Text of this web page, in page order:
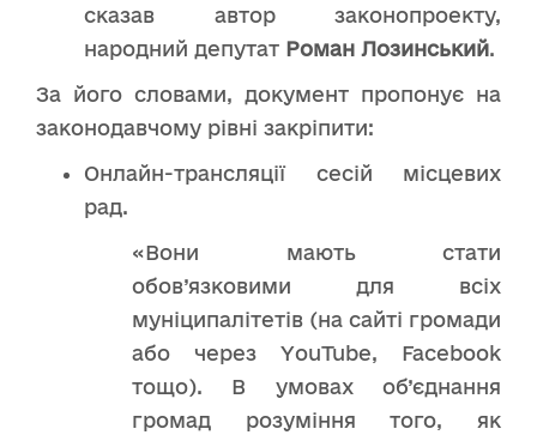
сказав автор законопроекту,
народний депутат Роман Лозинський.
За його словами, документ пропонує на
законодавчому рівні закріпити:
Онлайн-трансляції сесій місцевих
рад.
«Вони мають стати
обов’язковими для всіх
муніципалітетів (на сайті громади
або через YouTube, Facebook
тощо). В умовах об’єднання
громад розуміння того, як